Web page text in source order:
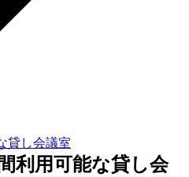
貸し会議室
利用可能な貸し会